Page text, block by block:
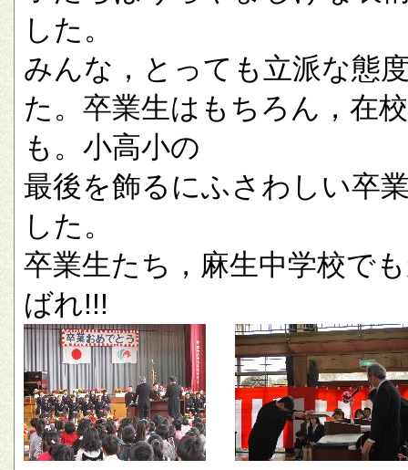
した。
みんな，とっても立派な態
た。卒業生はもちろん，在
も。小高小の
最後を飾るにふさわしい卒
した。
卒業生たち，麻生中学校で
ばれ!!!